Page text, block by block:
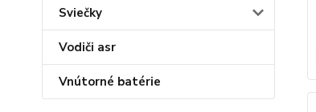
Sviečky
Vodiči asr
Vnútorné batérie